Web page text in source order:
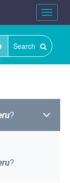
Toggle
Search
?
?